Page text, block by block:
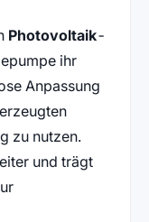
Photovoltaik-
ihr
Anpassung
zu nutzen.
und trägt